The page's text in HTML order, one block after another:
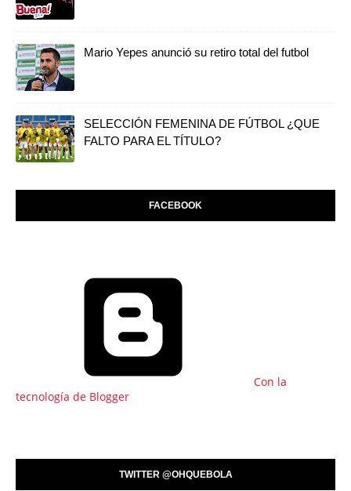
Mario Yepes anunció su retiro total del futbol
SELECCIÓN FEMENINA DE FÚTBOL ¿QUE
FALTO PARA EL TÍTULO?
FACEBOOK
Con la
tecnología de Blogger
TWITTER @OHQUEBOLA